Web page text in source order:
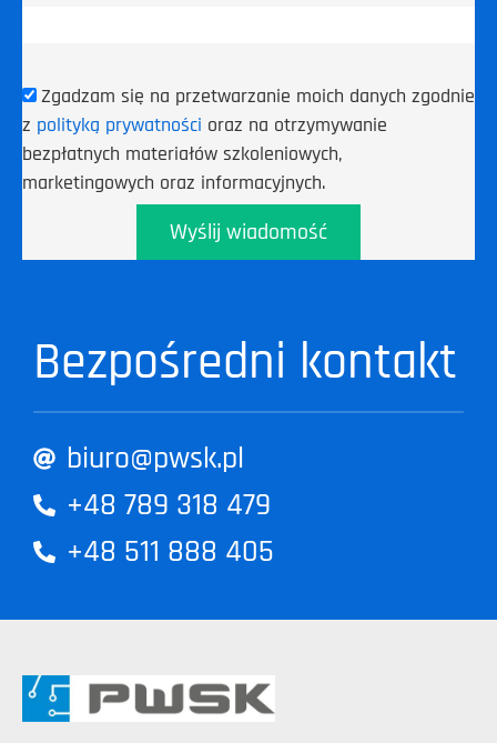
Zgadzam się na przetwarzanie moich danych zgodnie
z polityką prywatności oraz na otrzymywanie
bezpłatnych materiałów szkoleniowych,
marketingowych oraz informacyjnych.
Wyślij wiadomość
Bezpośredni kontakt
biuro@pwsk.pl
+48 789 318 479
+48 511 888 405